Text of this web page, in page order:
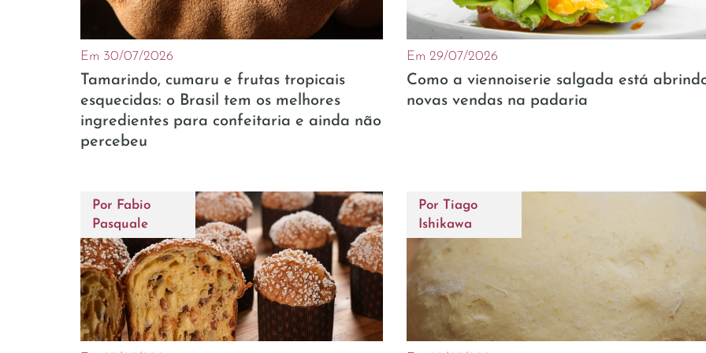
Em 30/07/2026
Tamarindo, cumaru e frutas tropicais
esquecidas: o Brasil tem os melhores
ingredientes para confeitaria e ainda não
percebeu
Em 29/07/2026
Como a viennoiserie salgada está
novas vendas na padaria
Por Fabio
Pasquale
Por Tiago
Ishikawa